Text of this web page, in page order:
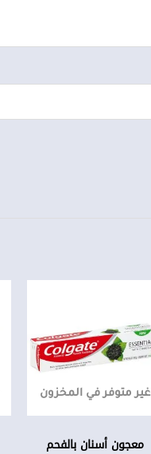
غير متوفر في المخزون
معجون أسنان بالفحم